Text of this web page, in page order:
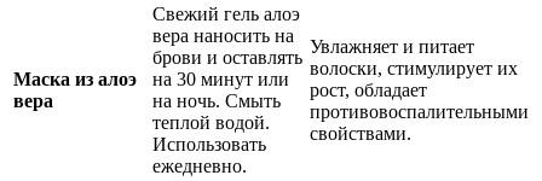
Маска из алоэ
вера
Свежий гель алоэ
вера наносить на
брови и оставлять
на 30 минут или
на ночь. Смыть
теплой водой.
Использовать
ежедневно.
Увлажняет и питает
волоски, стимулирует их
рост, обладает
противовоспалительными
свойствами.